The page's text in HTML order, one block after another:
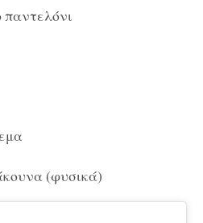
παντελόνι
(φυσικά)